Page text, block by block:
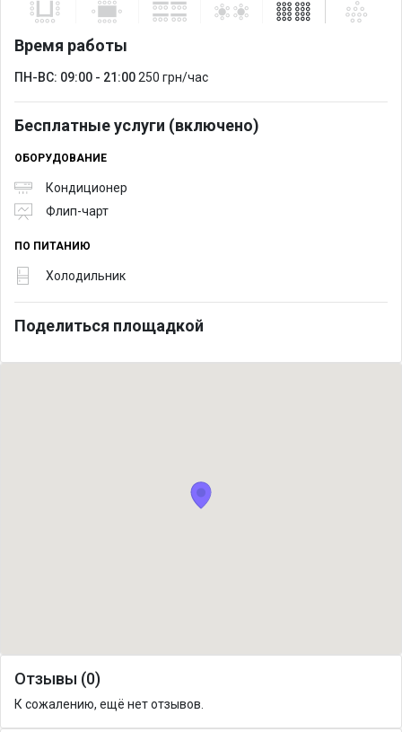
Время работы
ПН-ВС: 09:00 - 21:00250 грн/час
Бесплатные услуги (включено)
ОБОРУДОВАНИЕ
Кондиционер
Флип-чарт
ПО ПИТАНИЮ
Холодильник
Поделиться площадкой
Отзывы (0)
К сожалению, ещё нет отзывов.